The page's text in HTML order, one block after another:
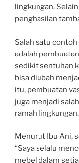
lingkungan.
penghasilan
Salah satu
adalah
sedikit sentuhan
bisa diubah
itu, pembuatan
juga menjadi
ramah lingkungan.
Menurut Ibu Ani,
“Saya selalu
mebel dalam